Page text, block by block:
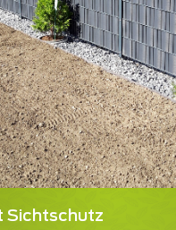
Sichtschutz